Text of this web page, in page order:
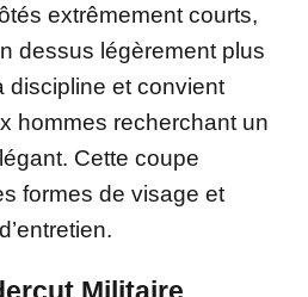
extrêmement courts,
dessus légèrement plus
discipline et convient
hommes recherchant un
Cette coupe
formes de visage et